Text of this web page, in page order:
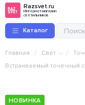
Razsvet.ru
Интернет-магазин
светильников
Каталог
Главная / Свет /
Встраиваемый точечный
НОВИНКА